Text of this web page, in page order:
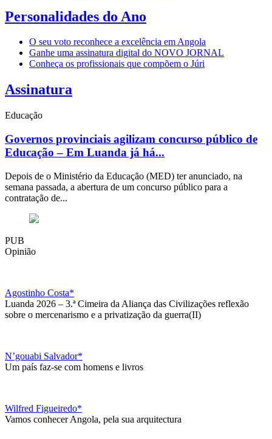
Personalidades do Ano
O seu voto reconhece a excelência em Angola
Ganhe uma assinatura digital do NOVO JORNAL
Conheça os profissionais que compõem o Júri
Assinatura
Educação
Governos provinciais agilizam concurso público de
Educação – Em Luanda já há...
Depois de o Ministério da Educação (MED) ter anunciado, na
semana passada, a abertura de um concurso público para a
contratação de...
PUB
Opinião
Agostinho Costa*
Luanda 2026 – 3.ª Cimeira da Aliança das Civilizações reflexão
sobre o mercenarismo e a privatização da guerra(II)
N’gouabi Salvador*
Um país faz-se com homens e livros
Wilfred Figueiredo*
Vamos conhecer Angola, pela sua arquitectura